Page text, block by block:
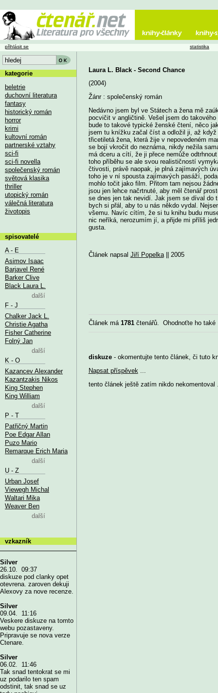
Laura L. Black - Second Chance
(2004)
Žánr : společenský román
Nedávno jsem byl ve Státech a žena mě
pocvičit v angličtině. Vešel jsem do
bude to takové typické ženské čtení, něco
jsem tu knížku začal číst a odložil ji, až
třicetiletá žena, která žije v nepovedeném
se bojí vkročit do neznáma, nikdy nežila
má dceru a cítí, že ji přece nemůže
toho příběhu se ale svou realističností
čtivosti, právě naopak, je plná zajímavých
toho je v ní spousta zajímavých pasáží,
mohlo točit jako film. Přitom tam nejsou
jsou jen lehce načrtnuté, aby měl čtenář
se dnes jen tak nevidí. Jak jsem se díval do
bych si přál, aby to u nás někdo vydal.
všemu. Navíc cítím, že si tu knihu budu
nic neříká, nerozumím jí, a přijde mi příliš
gusta.
Článek napsal Jiří Popelka|| 2005
Článek má 1781čtenářů. Ohodnoťte ho
diskuze- okomentujte tento článek, či tuto
Napsat příspěvek...
tento článek ještě zatím nikdo nekomentoval
přihlásit se statistika
kategorie
beletrie
duchovní literatura
fantasy
historický román
horror
krimi
kultovní román
partnerské vztahy
sci-fi
sci-fi novella
společenský román
světová klasika
thriller
utopický román
válečná literatura
životopis
spisovatelé
A - E
Asimov Isaac
Barjavel René
Barker Clive
Black Laura L.
další
F - J
Chalker Jack L.
Christie Agatha
Fisher Catherine
Folný Jan
další
K - O
Kazancev Alexander
Kazantzakis Nikos
King Stephen
King William
další
P - T
Patřičný Martin
Poe Edgar Allan
Puzo Mario
Remarque Erich Maria
další
U - Z
Urban Josef
Viewegh Michal
Waltari Mika
Weaver Ben
další
vzkazník
Silver
26.10. 09:37
diskuze pod clanky opet
otevrena. zaroven dekuji
Alexovy za nove recenze.
Silver
09.04. 11:16
Veskere diskuze na tomto
webu pozastaveny.
Pripravuje se nova verze
Ctenare.
Silver
06.02. 11:46
Tak snad tentokrat se mi
uz podarilo ten spam
odstinit, tak snad se uz